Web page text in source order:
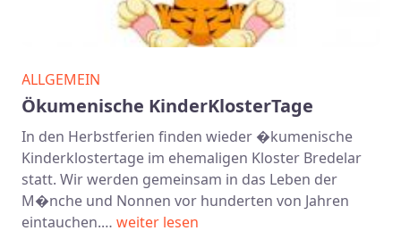
ALLGEMEIN
Ökumenische KinderKlosterTage
In den Herbstferien finden wieder �kumenische
Kinderklostertage im ehemaligen Kloster Bredelar
statt. Wir werden gemeinsam in das Leben der
M�nche und Nonnen vor hunderten von Jahren
eintauchen.… weiter lesen